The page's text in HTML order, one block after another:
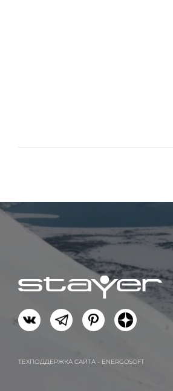
ТЕХПОДДЕРЖКА САЙТА - ENERGOSOFT